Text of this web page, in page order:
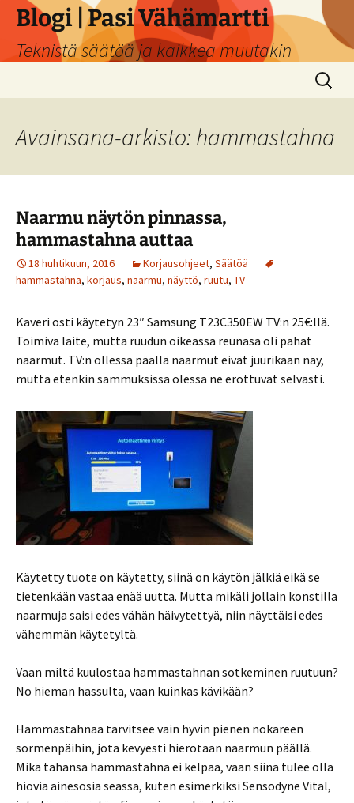
Siirry
sisältöön
Blogi | Pasi Vähämartti
Teknistä säätöä ja kaikkea muutakin
Haku:
Avainsana-arkisto: hammastahna
Naarmu näytön pinnassa,
hammastahna auttaa
18 huhtikuun, 2016 Korjausohjeet, Säätöä
hammastahna, korjaus, naarmu, näyttö, ruutu, TV
Kaveri osti käytetyn 23″ Samsung T23C350EW TV:n 25€:llä.
Toimiva laite, mutta ruudun oikeassa reunasa oli pahat
naarmut. TV:n ollessa päällä naarmut eivät juurikaan näy,
mutta etenkin sammuksissa olessa ne erottuvat selvästi.
Käytetty tuote on käytetty, siinä on käytön jälkiä eikä se
tietenkään vastaa enää uutta. Mutta mikäli jollain konstilla
naarmuja saisi edes vähän häivytettyä, niin näyttäisi edes
vähemmän käytetyltä.
Vaan miltä kuulostaa hammastahnan sotkeminen ruutuun?
No hieman hassulta, vaan kuinkas kävikään?
Hammastahnaa tarvitsee vain hyvin pienen nokareen
sormenpäihin, jota kevyesti hierotaan naarmun päällä.
Mikä tahansa hammastahna ei kelpaa, vaan siinä tulee olla
hiovia ainesosia seassa, kuten esimerkiksi Sensodyne Vital,